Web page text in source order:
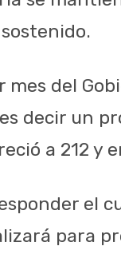
mes del
decir un
a 212 y
el
para